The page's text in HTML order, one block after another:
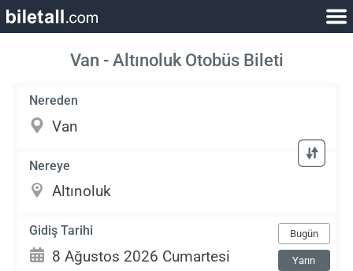
Van - Altınoluk Otobüs Bileti
Nereden
Nereye
Gidiş Tarihi Bugün
Yarın